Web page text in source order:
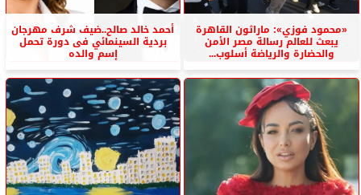
«محمود فوزي»: ماراثون القاهرة
يبعث للعالم رسالة مصر الأمن
والحضارة والرياضة أسلوب...
أحمد خالد صالح..ضيف شرف مهرجان
بردية السينمائي فى دورة تحمل
إسم والده